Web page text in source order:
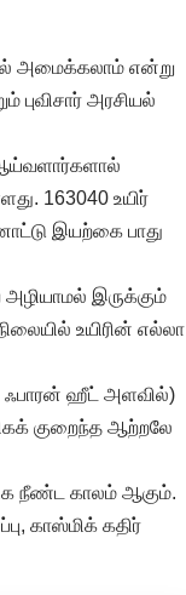
அமைக்கலாம் என்று
புவிசார் அரசியல்
ஆய்வளார்களால்
163040 உயிர்
இயற்கை பாது
அழியாமல் இருக்கும்
உயிரின் எல்லா
ஃபாரன் ஹீட் அளவில்)
குறைந்த ஆற்றலே
நீண்ட காலம் ஆகும்.
காஸ்மிக் கதிர்